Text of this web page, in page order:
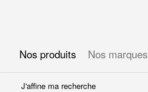
Nos produits Nos marques
J'affine ma recherche